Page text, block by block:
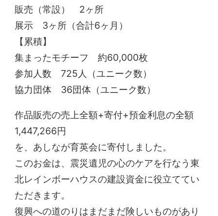
販売（常設） 2ヶ所
展示 3ヶ所（合計6ヶ月）
【累積】
集まったモチーフ 約60,000枚
参加人数 725人（ユニーク数）
協力団体 36団体（ユニーク数）
作品販売の売上全額+寄付+預金利息の全額
1,447,266円
を、あしなが育英会に寄付しました。
このお金は、震災遺児の心のケアを行なう東
北レインボーハウスの建設資金に役立ててい
ただきます。
復興への道のりはまだまだ険しいものがあり